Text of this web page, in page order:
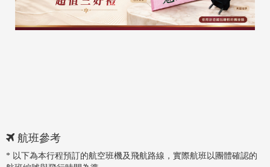
航班參考
* 以下為本行程預訂的航空班機及飛航路線，實際航班以團體確認的